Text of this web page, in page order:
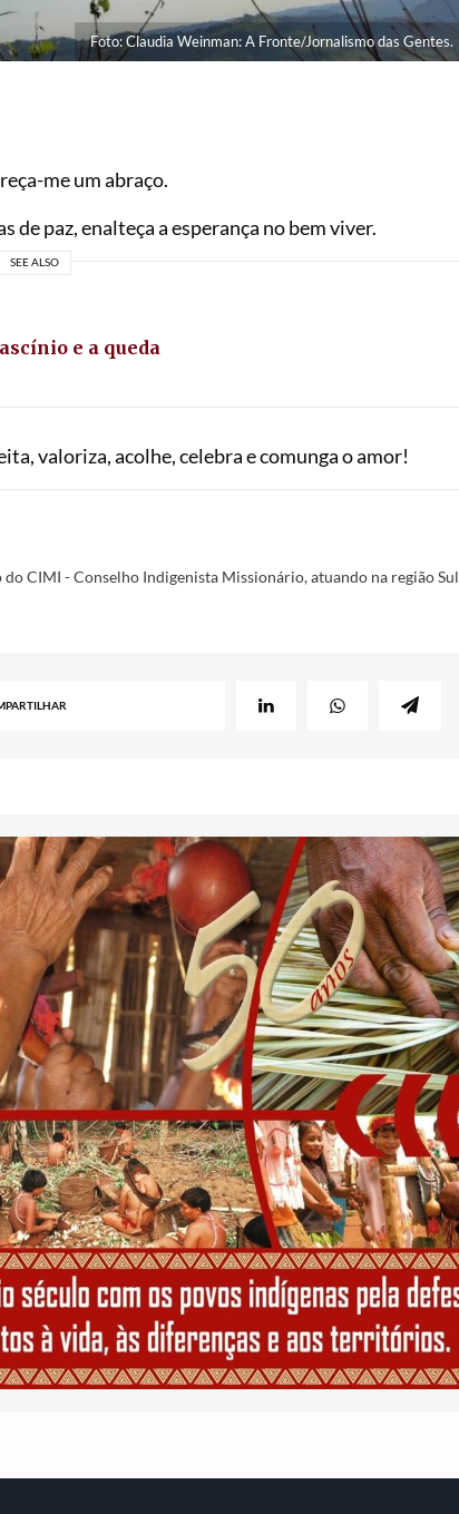
Foto: Claudia Weinman: A Fronte/Jornalismo das Gentes.
me um abraço.
de paz, enalteça a esperança no bem viver.
SEE ALSO
e a queda
valoriza, acolhe, celebra e comunga o amor!
CIMI - Conselho Indigenista Missionário, atuando na região Sul